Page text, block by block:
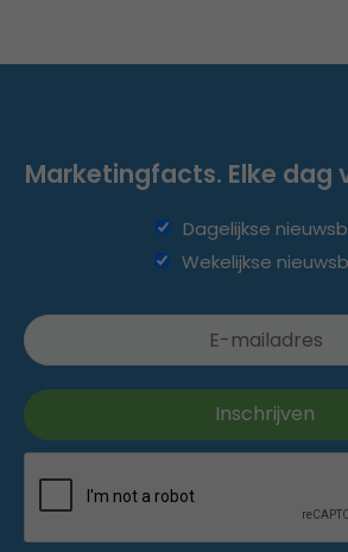
Marketingfacts. Elke dag
Dagelijkse
Wekelijkse